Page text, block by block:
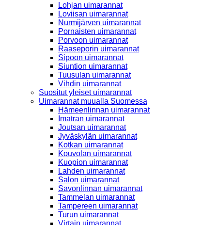
Lohjan uimarannat
Loviisan uimarannat
Nurmijärven uimarannat
Pornaisten uimarannat
Porvoon uimarannat
Raaseporin uimarannat
Sipoon uimarannat
Siuntion uimarannat
Tuusulan uimarannat
Vihdin uimarannat
Suositut yleiset uimarannat
Uimarannat muualla Suomessa
Hämeenlinnan uimarannat
Imatran uimarannat
Joutsan uimarannat
Jyväskylän uimarannat
Kotkan uimarannat
Kouvolan uimarannat
Kuopion uimarannat
Lahden uimarannat
Salon uimarannat
Savonlinnan uimarannat
Tammelan uimarannat
Tampereen uimarannat
Turun uimarannat
Virtain uimarannat